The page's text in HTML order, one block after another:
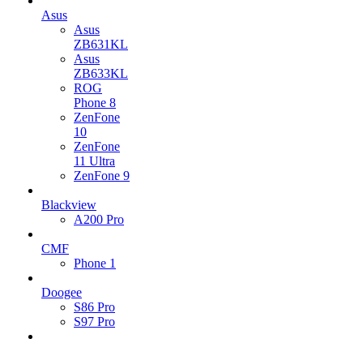
Asus
Asus
ZB631KL
Asus
ZB633KL
ROG
Phone 8
ZenFone
10
ZenFone
11 Ultra
ZenFone 9
Blackview
A200 Pro
CMF
Phone 1
Doogee
S86 Pro
S97 Pro